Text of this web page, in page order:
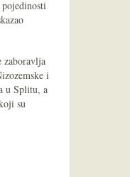
zaboravlja
i
u Splitu, a
su